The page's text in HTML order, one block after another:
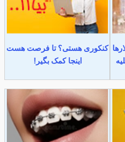
کنکوری هستی؟ تا فرصت هست
اینجا کمک بگیر!